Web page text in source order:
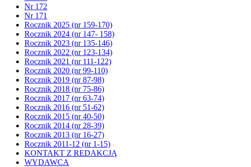
Nr 172
Nr 171
Rocznik 2025 (nr 159-170)
Rocznik 2024 (nr 147- 158)
Rocznik 2023 (nr 135-146)
Rocznik 2022 (nr 123-134)
Rocznik 2021 (nr 111-122)
Rocznik 2020 (nr 99-110)
Rocznik 2019 (nr 87-98)
Rocznik 2018 (nr 75-86)
Rocznik 2017 (nr 63-74)
Rocznik 2016 (nr 51-62)
Rocznik 2015 (nr 40-50)
Rocznik 2014 (nr 28-39)
Rocznik 2013 (nr 16-27)
Rocznik 2011-12 (nr 1-15)
KONTAKT Z REDAKCJĄ
WYDAWCA